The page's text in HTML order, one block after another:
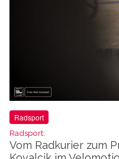
Radsport
Radsport:
Vom Radkurier zum